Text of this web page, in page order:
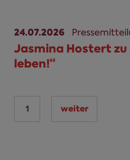
24.07.2026
Jasmina Hostert
leben!“
Seiten
1 weiter